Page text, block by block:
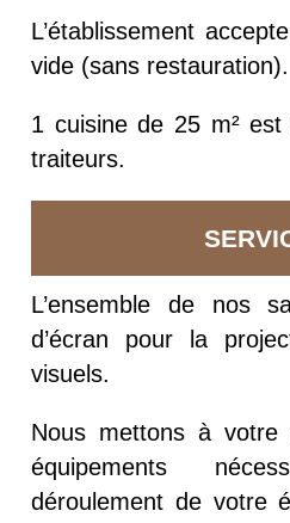
L’établissement
vide (sans restauration).
1 cuisine de 25 m²
traiteurs.
L’ensemble de nos
d’écran pour la
visuels.
Nous mettons à votre
équipements
déroulement de votre